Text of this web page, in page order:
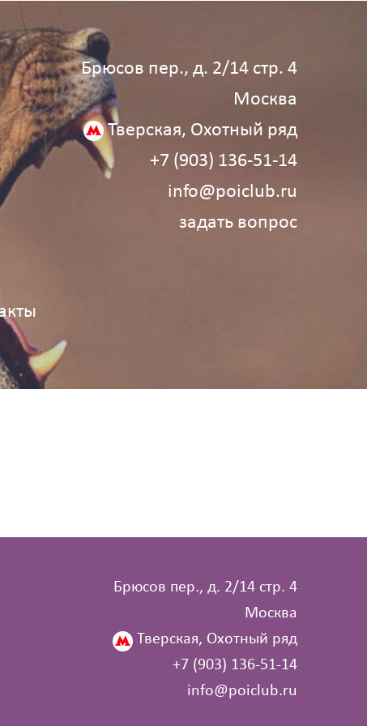
Брюсов пер., д. 2/14 стр. 4
Москва
Тверская, Охотный ряд
+7 (903) 136‑51‑14
info@poiclub.ru
задать вопрос
Брюсов пер., д. 2/14 стр. 4
Москва
Тверская, Охотный ряд
+7 (903) 136‑51‑14
info@poiclub.ru